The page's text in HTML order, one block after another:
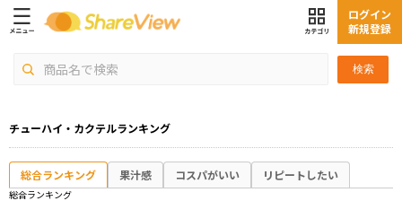
検索
ログイン
新規登録
チューハイ・カクテルランキング
総合ランキング 果汁感 コスパがいい リピートしたい
総合ランキング